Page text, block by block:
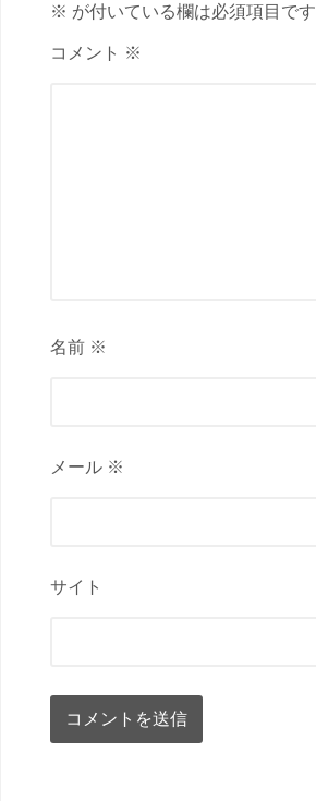
※ が付いている欄は必須項目です
コメント ※
名前 ※
メール ※
サイト